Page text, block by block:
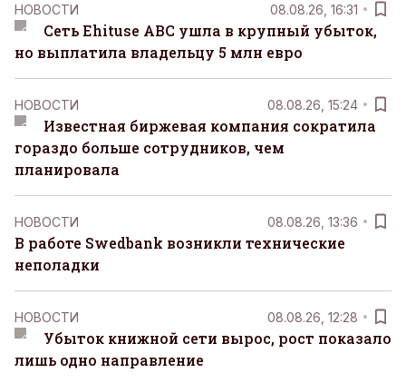
НОВОСТИ 08.08.26, 16:31
Сеть Ehituse ABC ушла в крупный убыток,
но выплатила владельцу 5 млн евро
НОВОСТИ 08.08.26, 15:24
Известная биржевая компания сократила
гораздо больше сотрудников, чем
планировала
НОВОСТИ 08.08.26, 13:36
В работе Swedbank возникли технические
неполадки
НОВОСТИ 08.08.26, 12:28
Убыток книжной сети вырос, рост показало
лишь одно направление